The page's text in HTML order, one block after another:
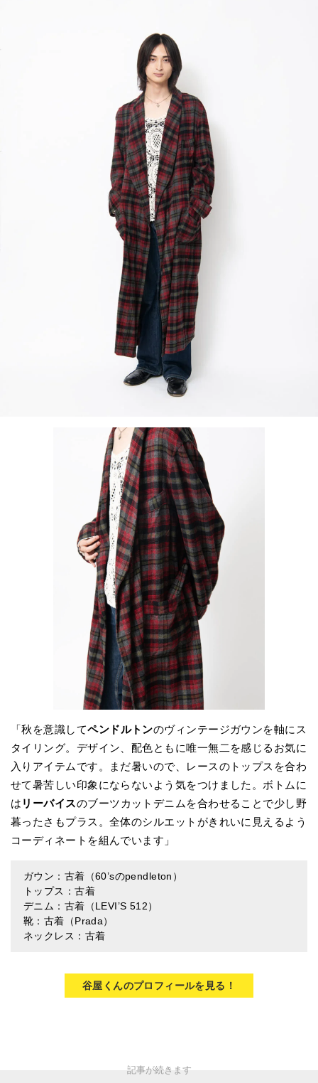
「秋を意識してペンドルトンのヴィンテージガウンを軸にス
タイリング。デザイン、配色ともに唯一無二を感じるお気に
入りアイテムです。まだ暑いので、レースのトップスを合わ
せて暑苦しい印象にならないよう気をつけました。ボトムに
は リーバイスのブーツカットデニムを合わせることで少し野
暮ったさもプラス。全体のシルエットがきれいに見えるよう
コーディネートを組んでいます」
ガウン：古着（60’sのpendleton）
トップス：古着
デニム：古着（LEVI’S 512）
靴：古着（Prada）
ネックレス：古着
谷屋くんのプロフィールを見る！